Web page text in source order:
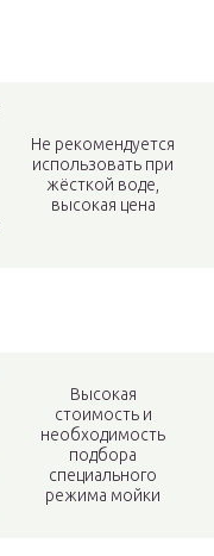
Не рекомендуется
использовать при
жёсткой воде,
высокая цена
Высокая
стоимость и
необходимость
подбора
специального
режима мойки